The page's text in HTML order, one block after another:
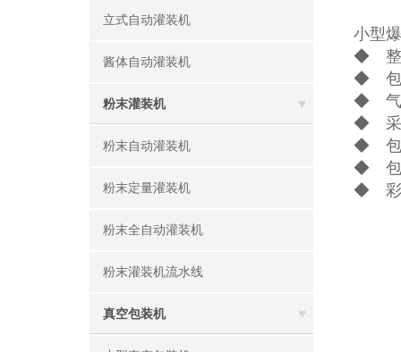
立式自动灌装机
酱体自动灌装机
粉末灌装机
粉末自动灌装机
粉末定量灌装机
粉末全自动灌装机
粉末灌装机流水线
真空包装机
小型爆
◆ 整
◆ 包
◆ 气
◆ 采
◆ 包
◆ 包
◆ 彩